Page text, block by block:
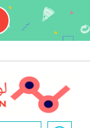
content